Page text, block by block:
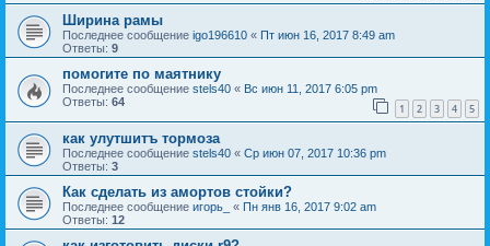
Ширина рамы
Последнее сообщение igo196610 « Пт июн 16, 2017 8:49 am
Ответы: 9
помогите по маятнику
Последнее сообщение stels40 « Вс июн 11, 2017 6:05 pm
Ответы: 64 1 2 3 4 5
как улутшитъ тормоза
Последнее сообщение stels40 « Ср июн 07, 2017 10:36 pm
Ответы: 3
Как сделать из амортов стойки?
Последнее сообщение игорь_ « Пн янв 16, 2017 9:02 am
Ответы: 12